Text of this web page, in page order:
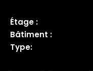
Étage :
Bâtiment :
Type: